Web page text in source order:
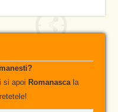
si apoi Romanascala